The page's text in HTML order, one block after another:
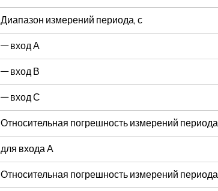
Диапазон измерений периода, с
— вход А
— вход В
— вход С
Относительная погрешность измерений периода
для входа А
Относительная погрешность измерений периода